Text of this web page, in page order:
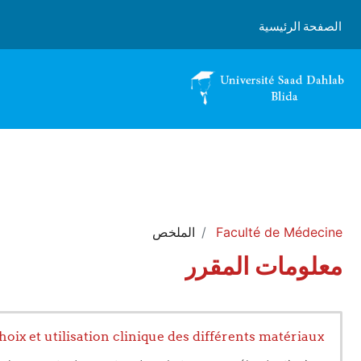
الصفحة الرئيسية
Faculté de Médecine الملخص
معلومات المقرر
et utilisation clinique des différents matériaux